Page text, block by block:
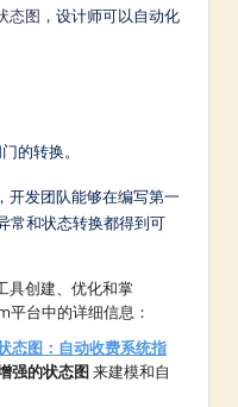
态图 ，设计师可以自动化
的转换。
开发团队能够在编写第一
常和状态转换都得到可
具创建、优化和掌
平台中的详细信息：
态图：自动收费系统指
强的状态图来建模和自